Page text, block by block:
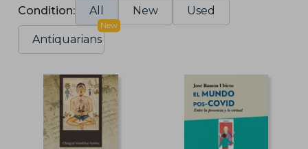
Condition: All New Used
Antiquarians
New